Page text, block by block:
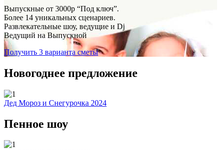
Выпускные от 3000р “Под ключ”.
Более 14 уникальных сценариев.
Развлекательные шоу, ведущие и Dj
Ведущий на Выпускной
Получить 3 варианта сметы
Новогоднее предложение
Дед Мороз и Снегурочка 2024
Пенное шоу